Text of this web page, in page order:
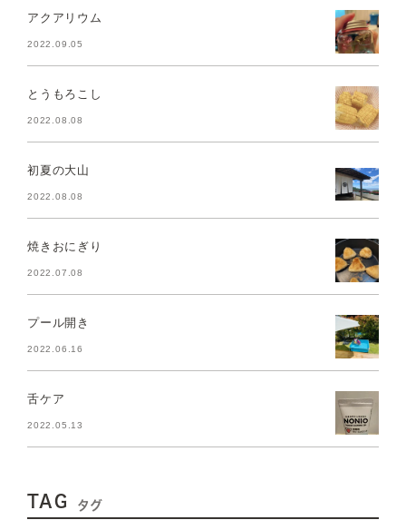
アクアリウム
2022.09.05
とうもろこし
2022.08.08
初夏の大山
2022.08.08
焼きおにぎり
2022.07.08
プール開き
2022.06.16
舌ケア
2022.05.13
TAG タグ